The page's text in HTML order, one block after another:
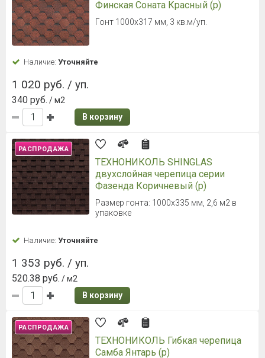
Финская Соната Красный (р)
Гонт 1000х317 мм, 3 кв.м/уп.
Наличие: Уточняйте
1 020 руб. / уп.
340 руб. / м2
В корзину
РАСПРОДАЖА
ТЕХНОНИКОЛЬ SHINGLAS
двухслойная черепица серии
Фазенда Коричневый (р)
Размер гонта: 1000х335 мм, 2,6 м2 в
упаковке
Наличие: Уточняйте
1 353 руб. / уп.
520.38 руб. / м2
В корзину
РАСПРОДАЖА
ТЕХНОНИКОЛЬ Гибкая черепица
Самба Янтарь (р)